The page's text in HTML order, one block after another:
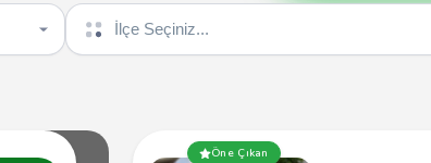
İlçe seçin
Öne Çıkan